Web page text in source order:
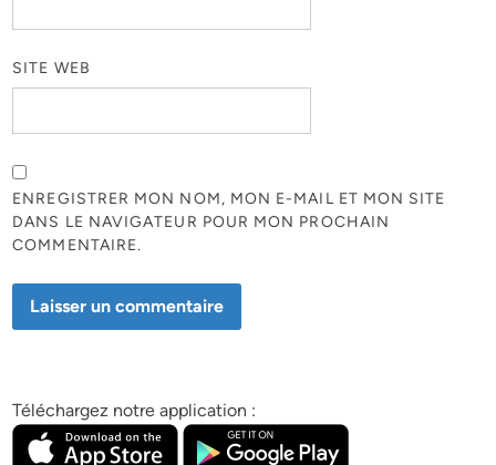
SITE WEB
ENREGISTRER MON NOM, MON E-MAIL ET MON SITE
DANS LE NAVIGATEUR POUR MON PROCHAIN
COMMENTAIRE.
Téléchargez notre application :